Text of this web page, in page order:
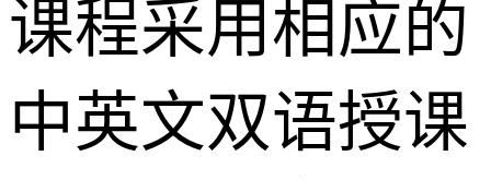
课程采用相应的
中英文双语授课